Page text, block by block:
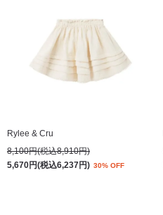
Rylee & Cru
8,100円(税込8,910円)
5,670円(税込6,237円) 30% OFF